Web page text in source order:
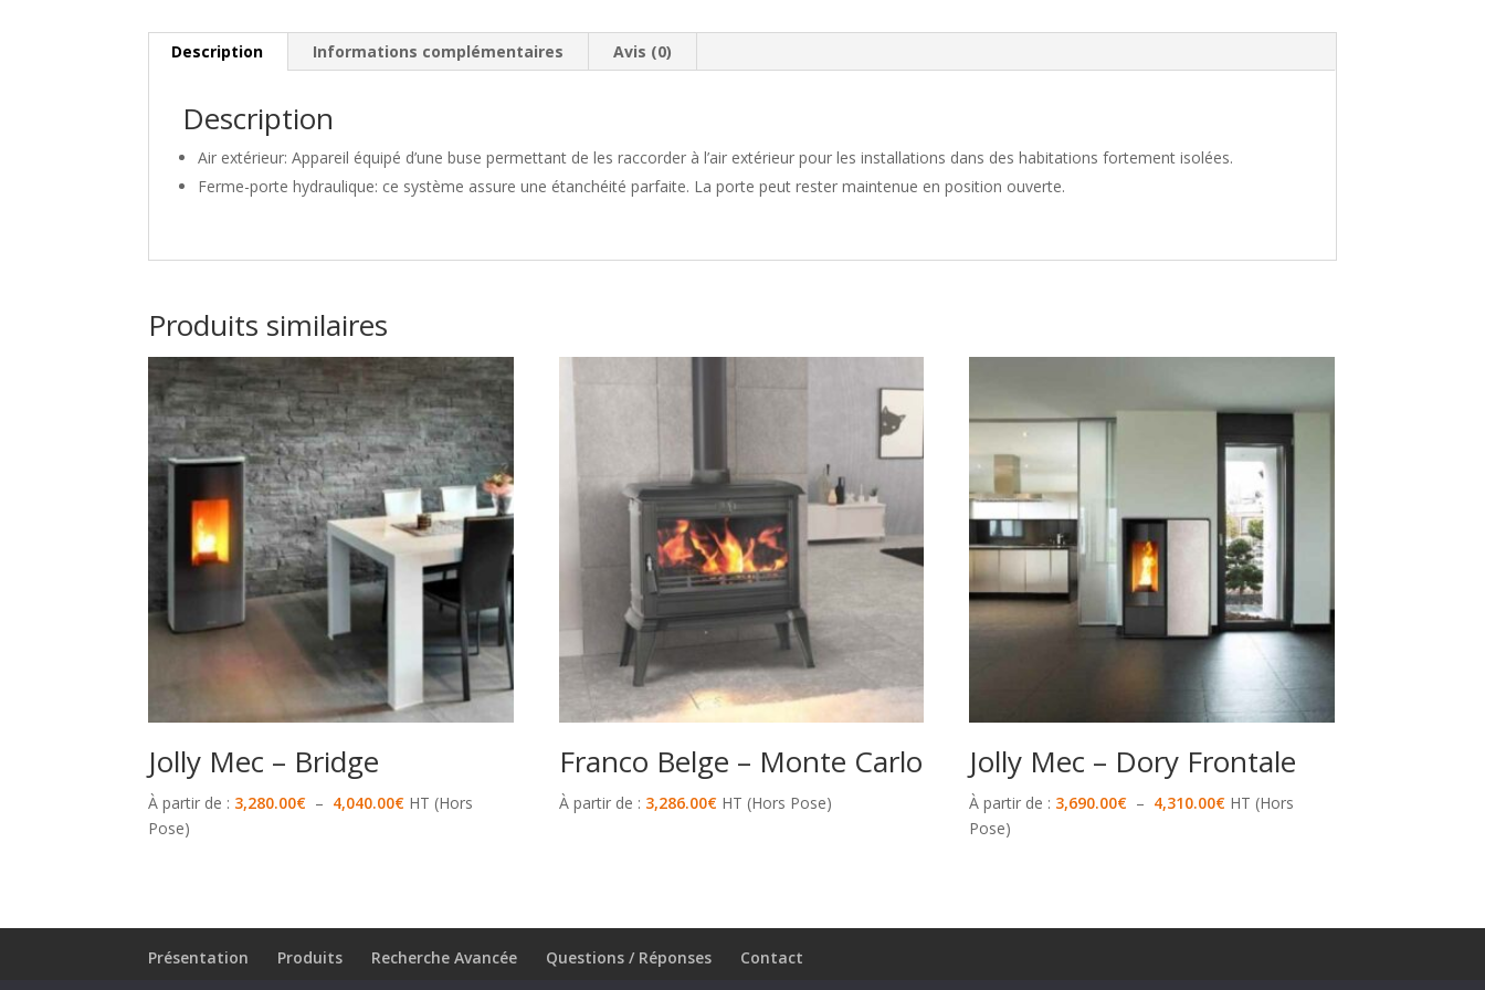
Description Informations complémentaires Avis (0)
Description
Air extérieur: Appareil équipé d’une buse permettant de les raccorder à l’air extérieur pour les installations dans des habitations fortement isolées.
Ferme-porte hydraulique: ce système assure une étanchéité parfaite. La porte peut rester maintenue en position ouverte.
Produits similaires
Jolly Mec – Bridge
À partir de : 3,280.00€ – 4,040.00€Plage
4,040.00€
HT (Hors
Pose)
Franco Belge – Monte Carlo
À partir de : 3,286.00€HT (Hors Pose)
Jolly Mec – Dory Frontale
À partir de : 3,690.00€ – 4,310.00€Plage
4,310.00€
HT (Hors
Pose)
Présentation Produits Recherche Avancée Questions / Réponses Contact